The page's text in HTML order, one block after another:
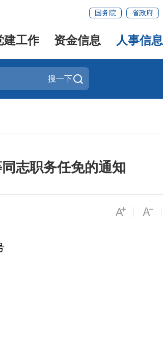
国务院 省政府
建工作 资金信息 人事信息
搜一下
志职务任免的通知